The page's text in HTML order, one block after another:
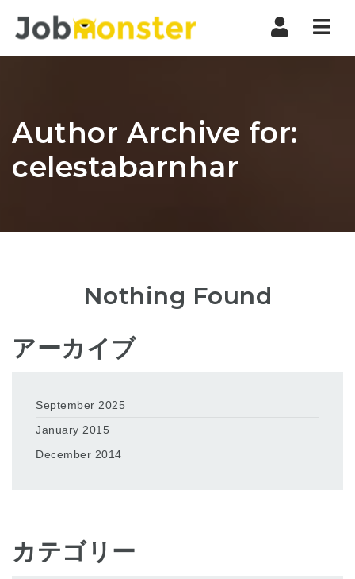
Author Archive for:
celestabarnhar
Nothing Found
アーカイブ
September 2025
January 2015
December 2014
カテゴリー